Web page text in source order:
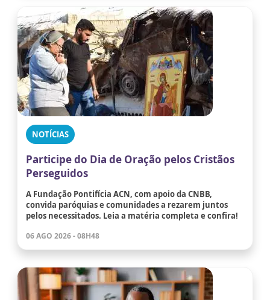
NOTÍCIAS
Participe do Dia de Oração pelos Cristãos
Perseguidos
A Fundação Pontifícia ACN, com apoio da CNBB,
convida paróquias e comunidades a rezarem juntos
pelos necessitados. Leia a matéria completa e confira!
06 AGO 2026 - 08H48